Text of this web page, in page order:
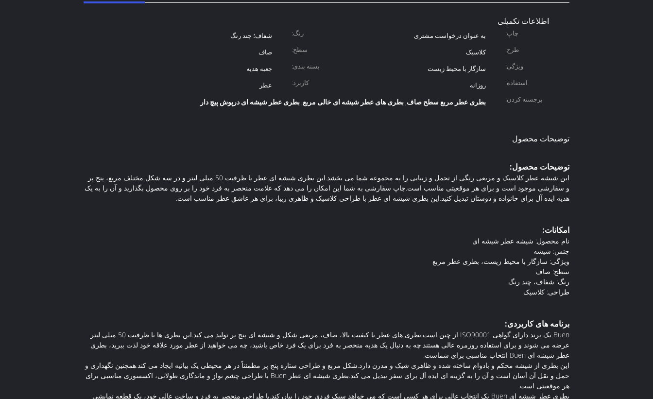
اطلاعات تکمیلی
چاپ: به عنوان درخواست مشتری رنگ:
شفاف؛ چند رنگ
طرح:
کلاسیک سطح:
صاف
ویژگی:
سازگار با محیط زیست بسته بندی:
جعبه هدیه
استفاده:
روزانه کاربرد:
عطر
برجسته کردن:
بطری عطر مربع سطح صاف, بطری های عطر شیشه ای خالی مربع, بطری عطر شیشه ای درپوش پیچ دار
توضیحات محصول
توضیحات محصول:
این شیشه عطر کلاسیک و مربعی رنگی از تجمل و زیبایی را به مجموعه شما می بخشد.این بطری شیشه ای عطر با ظرفیت 50 میلی لیتر و در سه شکل مختلف مربع، پنج پر
و سفارشی موجود است و برای هر موقعیتی مناسب است.چاپ سفارشی به شما این امکان را می دهد که علامت منحصر به فرد خود را بر روی محصول بگذارید و آن را به یک
هدیه ایده آل برای خانواده و دوستان تبدیل کنید.این بطری شیشه ای عطر با طراحی کلاسیک و ظاهری زیبا، برای هر عاشق عطر مناسب است.
امکانات:
نام محصول: شیشه عطر شیشه ای
جنس: شیشه
ویژگی: سازگار با محیط زیست، بطری عطر مربع
سطح: صاف
رنگ: شفاف، چند رنگ
طراحی: کلاسیک
برنامه های کاربردی:
Buen یک برند دارای گواهی ISO90001 از چین است.بطری های عطر با کیفیت بالا، صاف، مربعی شکل و شیشه ای پنج پر تولید می کند.این بطری ها با ظرفیت 50 میلی لیتر
عرضه می شوند و برای استفاده روزمره عالی هستند.چه به دنبال یک هدیه منحصر به فرد برای یک فرد خاص باشید، چه می خواهید از عطر مورد علاقه خود لذت ببرید، بطری
عطر شیشه ای Buen انتخاب مناسبی برای شماست.
این بطری از شیشه محکم و بادوام ساخته شده و ظاهری شیک و مدرن دارد.شکل مربع و طراحی ستاره پنج پر مطمئناً در هر محیطی یک بیانیه ایجاد می کند.همچنین نگهداری و
حمل و نقل آن آسان است و آن را به گزینه ای ایده آل برای سفر تبدیل می کند.بطری شیشه ای عطر Buen با طراحی چشم نواز و ماندگاری طولانی، اکسسوری مناسبی برای
هر موقعیتی است.
بطری عطر شیشه ای Buen یک انتخاب عالی برای هر کسی است که می خواهد سبک فردی خود را بیان کند.با طراحی منحصر به فرد و ساخت عالی خود، یک قطعه نمایشی